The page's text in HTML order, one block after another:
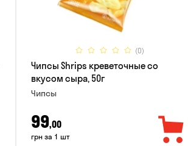
(0)
Чипсы Shrips креветочные со
вкусом сыра, 50г
Чипсы
99,00
грн за 1 шт